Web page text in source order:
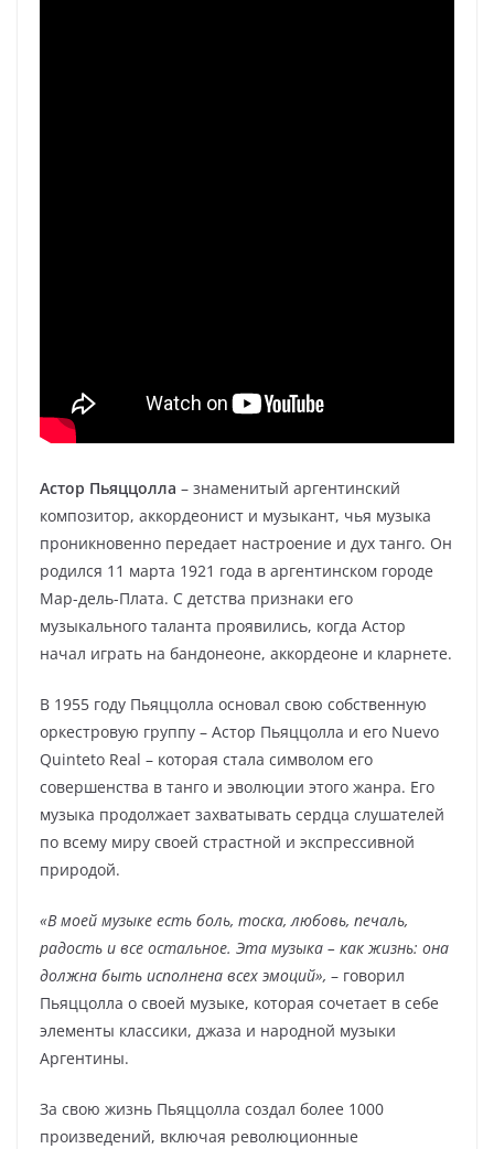
Астор Пьяццолла – знаменитый аргентинский
композитор, аккордеонист и музыкант, чья музыка
проникновенно передает настроение и дух танго. Он
родился 11 марта 1921 года в аргентинском городе
Мар-дель-Плата. С детства признаки его
музыкального таланта проявились, когда Астор
начал играть на бандонеоне, аккордеоне и кларнете.
В 1955 году Пьяццолла основал свою собственную
оркестровую группу – Астор Пьяццолла и его Nuevo
Quinteto Real – которая стала символом его
совершенства в танго и эволюции этого жанра. Его
музыка продолжает захватывать сердца слушателей
по всему миру своей страстной и экспрессивной
природой.
«В моей музыке есть боль, тоска, любовь, печаль,
радость и все остальное. Эта музыка – как жизнь: она
должна быть исполнена всех эмоций», – говорил
Пьяццолла о своей музыке, которая сочетает в себе
элементы классики, джаза и народной музыки
Аргентины.
За свою жизнь Пьяццолла создал более 1000
произведений, включая революционные